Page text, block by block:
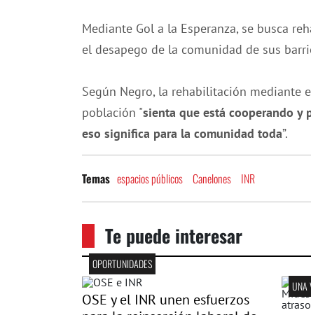
Mediante Gol a la Esperanza, se busca
el desapego de la comunidad de sus
Según Negro, la rehabilitación mediante
población "sienta que está cooperando
eso significa para la comunidad toda”.
Temas espacios públicos Canelones INR
Te puede interesar
OPORTUNIDADES
OSE y el INR unen esfuerzos
UNA